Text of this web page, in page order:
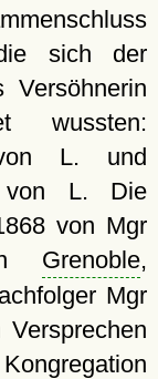
sich der
wussten:
von L. und
von L. Die
von Mgr
Grenoble,
Mgr